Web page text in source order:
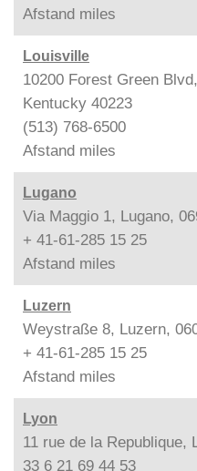
Afstand miles
Louisville
10200 Forest Green
Kentucky 40223
(513) 768-6500
Afstand miles
Lugano
Via Maggio 1, Lugano,
+ 41-61-285 15 25
Afstand miles
Luzern
Weystraße 8, Luzern,
+ 41-61-285 15 25
Afstand miles
Lyon
11 rue de la Republique,
33 6 21 69 44 53